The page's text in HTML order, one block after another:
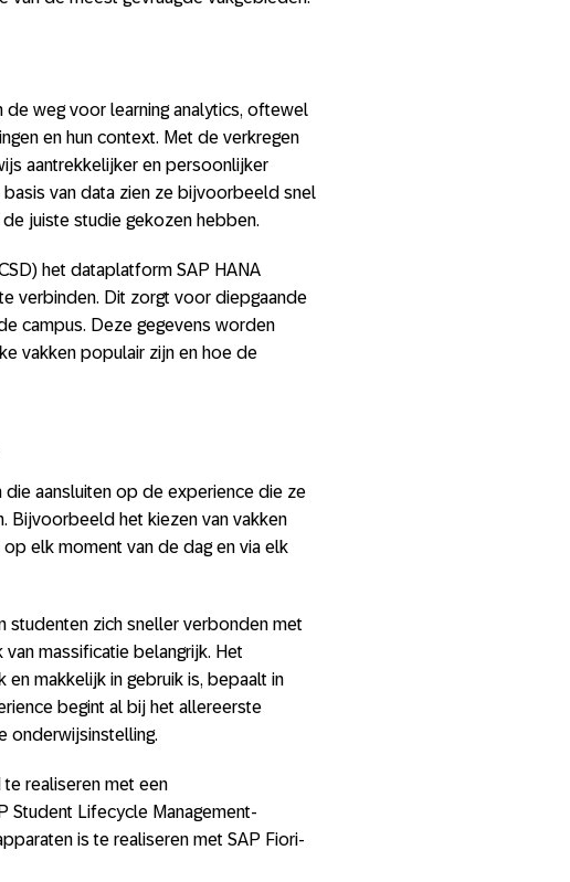
de weg voor learning analytics, oftewel
en hun context. Met de verkregen
aantrekkelijker en persoonlijker
van data zien ze bijvoorbeeld snel
juiste studie gekozen hebben.
het dataplatform SAP HANA
verbinden. Dit zorgt voor diepgaande
campus. Deze gegevens worden
vakken populair zijn en hoe de
aansluiten op de experience die ze
Bijvoorbeeld het kiezen van vakken
elk moment van de dag en via elk
zich sneller verbonden met
massificatie belangrijk. Het
en makkelijk in gebruik is, bepaalt in
begint al bij het allereerste
onderwijsinstelling.
realiseren met een
Student Lifecycle Management-
is te realiseren met SAP Fiori-